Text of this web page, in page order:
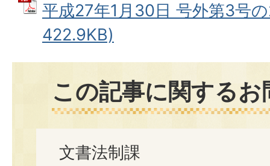
平成27年1月30日 号外第3号
422.9KB)
この記事に関する
文書法制課